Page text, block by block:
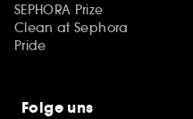
SEPHORA Prize
Clean at Sephora
Pride
Folge uns